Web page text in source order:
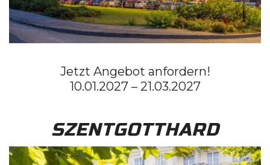
Jetzt Angebot anfordern!
10.01.2027 – 21.03.2027
SZENTGOTTHARD